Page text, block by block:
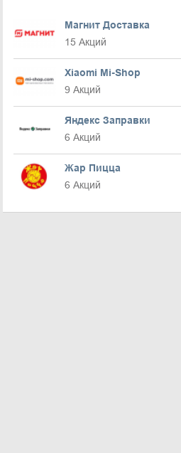
Магнит Доставка
15 Акций
Xiaomi Mi-Shop
9 Акций
Яндекс Заправки
6 Акций
Жар Пицца
6 Акций